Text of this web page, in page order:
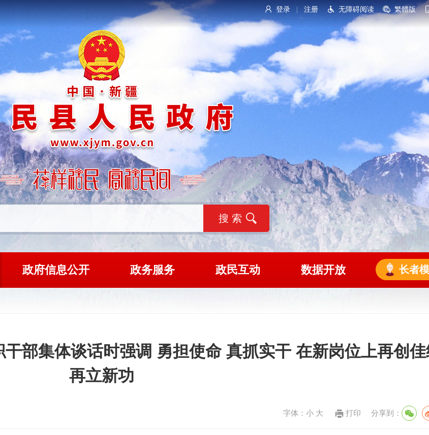
登录 注册 无障碍阅读 繁體版
政府信息公开 政务服务 政民互动 数据开放 长者
部集体谈话时强调 勇担使命 真抓实干 在新岗位上再创
再立新功
字体： 小 大 打印 分享到：